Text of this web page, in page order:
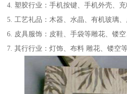
4. 塑胶行业：手机按键、手机外壳、充
5. 工艺礼品：木器、水晶、有机玻璃、
6. 皮具服饰：皮鞋、手袋等雕花、镂空
7. 其行行业：灯饰、布料 雕花、镂空等